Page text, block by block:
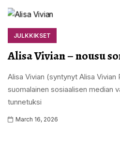
JULKKIKSET
Alisa Vivian – nousu
Alisa Vivian (syntynyt Alisa Vivian
suomalainen sosiaalisen median
tunnetuksi
March 16, 2026